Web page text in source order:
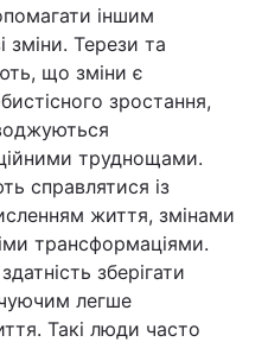
іншим
зміни. Терези та
що зміни є
зростання,
труднощами.
справлятися із
життя, змінами
трансформаціями.
зберігати
легше
Такі люди часто